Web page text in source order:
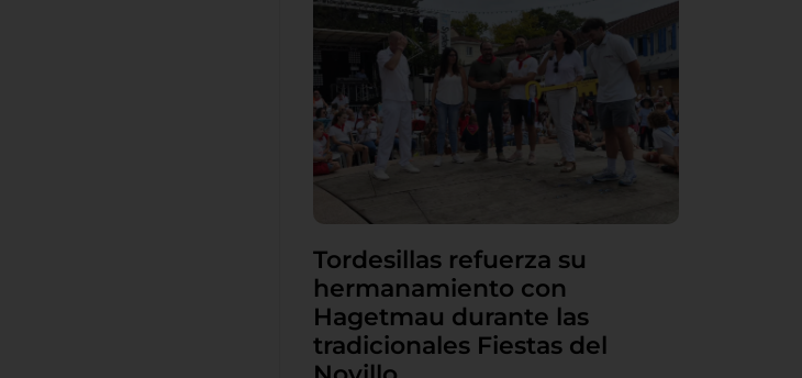
Tordesillas refuerza su
hermanamiento con
Hagetmau durante las
tradicionales Fiestas del